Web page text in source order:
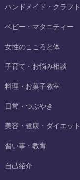
ハンドメイド・クラフト
ベビー・マタニティー
女性のこころと体
子育て・お悩み相談
料理・お菓子教室
日常・つぶやき
美容・健康・ダイエット
習い事・教育
自己紹介